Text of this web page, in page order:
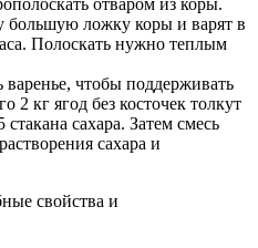
отваром из коры.
большую ложку коры и варят в
Полоскать нужно теплым
чтобы поддерживать
2 кг ягод без косточек толкут
сахара. Затем смесь
сахара и